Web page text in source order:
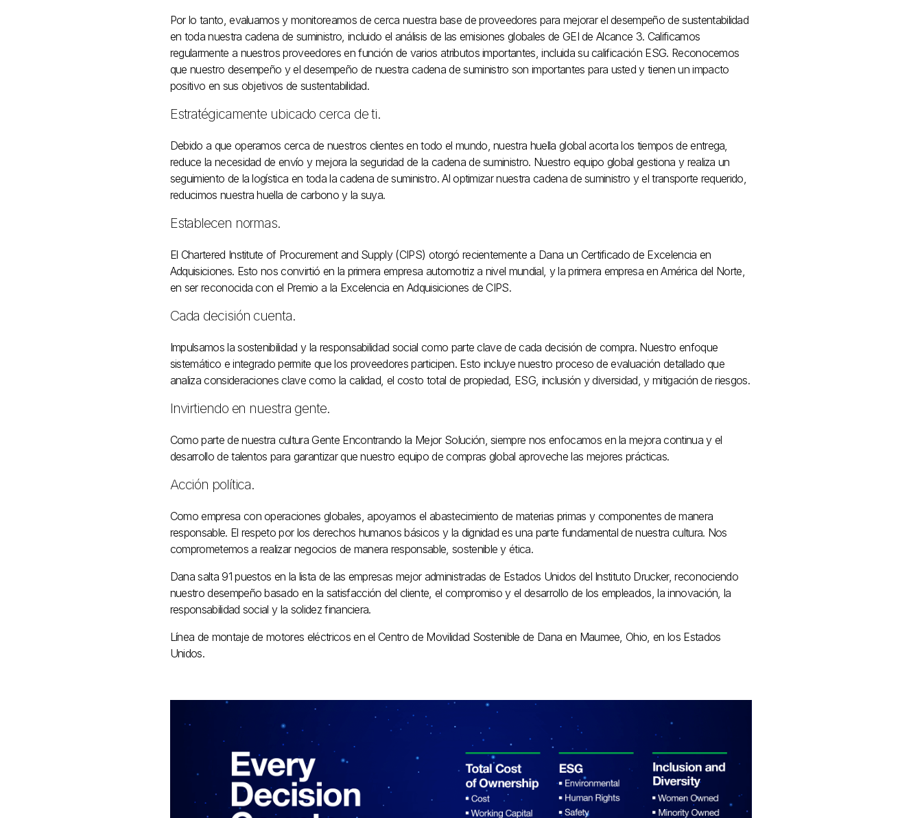
Por lo tanto, evaluamos y monitoreamos de cerca nuestra base de proveedores para mejorar el desempeño de sustentabilidad
en toda nuestra cadena de suministro, incluido el análisis de las emisiones globales de GEI de Alcance 3. Calificamos
regularmente a nuestros proveedores en función de varios atributos importantes, incluida su calificación ESG. Reconocemos
que nuestro desempeño y el desempeño de nuestra cadena de suministro son importantes para usted y tienen un impacto
positivo en sus objetivos de sustentabilidad.
Estratégicamente ubicado cerca de ti.
Debido a que operamos cerca de nuestros clientes en todo el mundo, nuestra huella global acorta los tiempos de entrega,
reduce la necesidad de envío y mejora la seguridad de la cadena de suministro. Nuestro equipo global gestiona y realiza un
seguimiento de la logística en toda la cadena de suministro. Al optimizar nuestra cadena de suministro y el transporte requerido,
reducimos nuestra huella de carbono y la suya.
Establecen normas.
El Chartered Institute of Procurement and Supply (CIPS) otorgó recientemente a Dana un Certificado de Excelencia en
Adquisiciones. Esto nos convirtió en la primera empresa automotriz a nivel mundial, y la primera empresa en América del Norte,
en ser reconocida con el Premio a la Excelencia en Adquisiciones de CIPS.
Cada decisión cuenta.
Impulsamos la sostenibilidad y la responsabilidad social como parte clave de cada decisión de compra. Nuestro enfoque
sistemático e integrado permite que los proveedores participen. Esto incluye nuestro proceso de evaluación detallado que
analiza consideraciones clave como la calidad, el costo total de propiedad, ESG, inclusión y diversidad, y mitigación de riesgos.
Invirtiendo en nuestra gente.
Como parte de nuestra cultura Gente Encontrando la Mejor Solución, siempre nos enfocamos en la mejora continua y el
desarrollo de talentos para garantizar que nuestro equipo de compras global aproveche las mejores prácticas.
Acción política.
Como empresa con operaciones globales, apoyamos el abastecimiento de materias primas y componentes de manera
responsable. El respeto por los derechos humanos básicos y la dignidad es una parte fundamental de nuestra cultura. Nos
comprometemos a realizar negocios de manera responsable, sostenible y ética.
Dana salta 91 puestos en la lista de las empresas mejor administradas de Estados Unidos del Instituto Drucker, reconociendo
nuestro desempeño basado en la satisfacción del cliente, el compromiso y el desarrollo de los empleados, la innovación, la
responsabilidad social y la solidez financiera.
Línea de montaje de motores eléctricos en el Centro de Movilidad Sostenible de Dana en Maumee, Ohio, en los Estados
Unidos.